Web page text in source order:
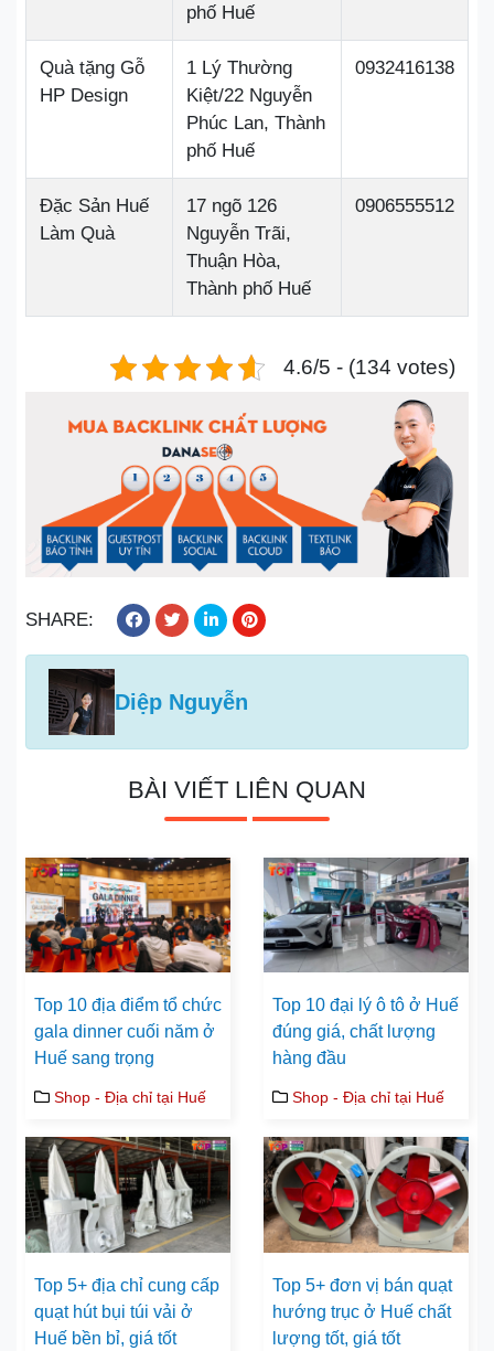
phố Huế
Quà tặng Gỗ
HP Design
1 Lý Thường
Kiệt/22 Nguyễn
Phúc Lan, Thành
phố Huế
0932416138
Đặc Sản Huế
Làm Quà
17 ngõ 126
Nguyễn Trãi,
Thuận Hòa,
Thành phố Huế
0906555512
4.6/5 - (134 votes)
SHARE:
Diệp Nguyễn
BÀI VIẾT LIÊN QUAN
Top 10 địa điểm tổ chức
gala dinner cuối năm ở
Huế sang trọng
Shop - Địa chỉ tại Huế
Top 10 đại lý ô tô ở Huế
đúng giá, chất lượng
hàng đầu
Shop - Địa chỉ tại Huế
Top 5+ địa chỉ cung cấp
quạt hút bụi túi vải ở
Huế bền bỉ, giá tốt
Top 5+ đơn vị bán quạt
hướng trục ở Huế chất
lượng tốt, giá tốt